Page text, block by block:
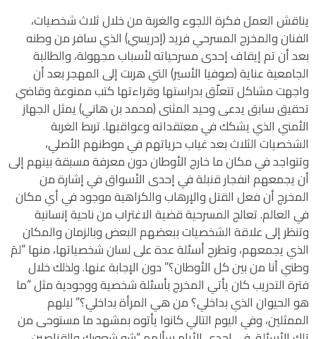
يناقش العمل فكرة اللجوء والغربة من خلال ثلاث شخصيات،
الفنان والمخرج المسرحي فريد (إدريسي) الذي سافر من وطنه
بعد أن تم إيقاف إحدى مسرحياته لأسباب مجهولة، والطالبة
الجامعية عناية (صوفيا الأسير) التي هربت إلى المهجر بعد أن
واجهت مشاكل تتعلّق بدراستها وقراءتها كتب ممنوعة وقاضي
تحقيق سابق يدعى وحيد المثنى (محمد بن هاني) يمثل الجهاز
الأمني الذي يشكك في معتقداته وعواقبها. تربط الغربة
الشخصيات الثلاث بعد غياب حرياتهم في موطنهم الأصلي،
وتتواجد في مكان ما خارج الأوطان دون معرفة مسبقة بينهم إلى
أن يجمعهم انفجار قنبلة في إحدى الأسواق في إشارة من
المخرج أن فعل القتل والإرهاب والكراهية موجود في أي مكان
في العالم. تعالج المسرحية قضية الاغتراب من ناحية إنسانية
وتنظر إلى علاقة الشخصيات ببعضهم البعض وبالزمان والمكان
الذي يجمعهم، وتطرح أسئلة عدة على لسان شخصياتها، منها “لمَ
وطني أنا من بين كل الأوطان؟” دون الإجابة عنها. ولذلك خلال
فترة التدريب كان يأتي المخرج بأسئلة شخصية ووجودية مثل “ما
هو الحيوان الذي بداخلي؟ من هي المرأة بداخلي؟” ليلهم
الممثلين، وفي اليوم التالي كانوا يأتوه بمشهد ما مستوحى من